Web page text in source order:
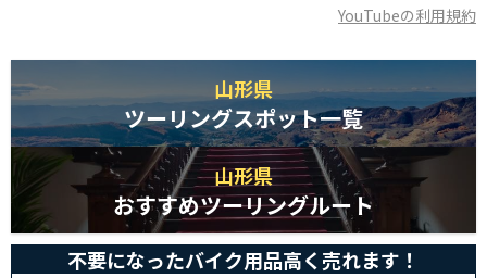
YouTubeの利用規約
山形県
ツーリングスポット一覧
山形県
おすすめツーリングルート
不要になったバイク用品高く売れます！